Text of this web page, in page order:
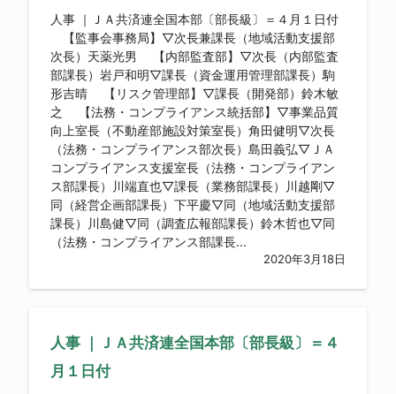
人事 ｜ＪＡ共済連全国本部〔部長級〕＝４月１日付
【監事会事務局】▽次長兼課長（地域活動支援部
次長）天薬光男 【内部監査部】▽次長（内部監査
部課長）岩戸和明▽課長（資金運用管理部課長）駒
形吉晴 【リスク管理部】▽課長（開発部）鈴木敏
之 【法務・コンプライアンス統括部】▽事業品質
向上室長（不動産部施設対策室長）角田健明▽次長
（法務・コンプライアンス部次長）島田義弘▽ＪＡ
コンプライアンス支援室長（法務・コンプライアン
ス部課長）川端直也▽課長（業務部課長）川越剛▽
同（経営企画部課長）下平慶▽同（地域活動支援部
課長）川島健▽同（調査広報部課長）鈴木哲也▽同
（法務・コンプライアンス部課長...
2020年3月18日
人事 ｜ＪＡ共済連全国本部〔部長級〕＝４
月１日付